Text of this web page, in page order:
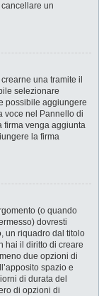
un
una tramite il
selezionare
possibile aggiungere
voce nel Pannello di
firma venga aggiunta
la firma
(o quando
dovresti
un riquadro dal titolo
hai il diritto di creare
due opzioni di
spazio e
di durata del
di opzioni di